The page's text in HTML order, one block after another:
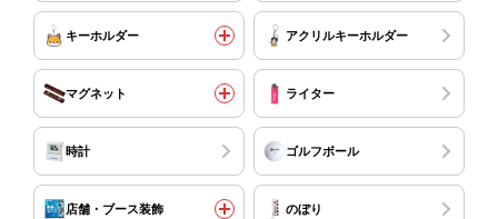
キーホルダー アクリルキーホルダー
マグネット ライター
時計 ゴルフボール
店舗・ブース装飾 のぼり